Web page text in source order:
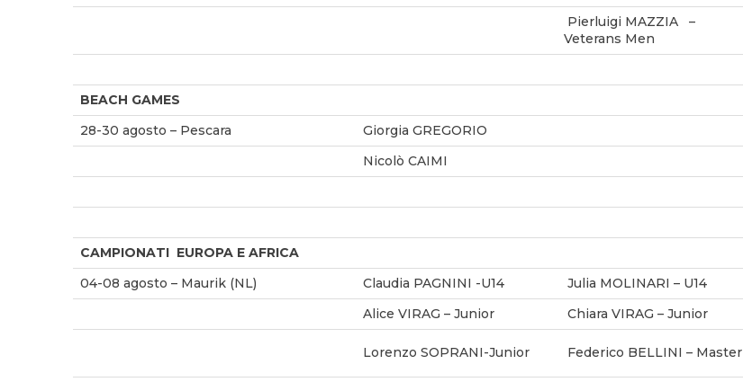
Pierluigi MAZZIA –
Veterans Men
BEACH GAMES
28-30 agosto – Pescara
Giorgia GREGORIO
Nicolò CAIMI
CAMPIONATI EUROPA E AFRICA
04-08 agosto – Maurik (NL)
Claudia PAGNINI -U14
Julia MOLINARI – U14
Alice VIRAG – Junior
Chiara VIRAG – Junior
Lorenzo SOPRANI-Junior Federico BELLINI – Master